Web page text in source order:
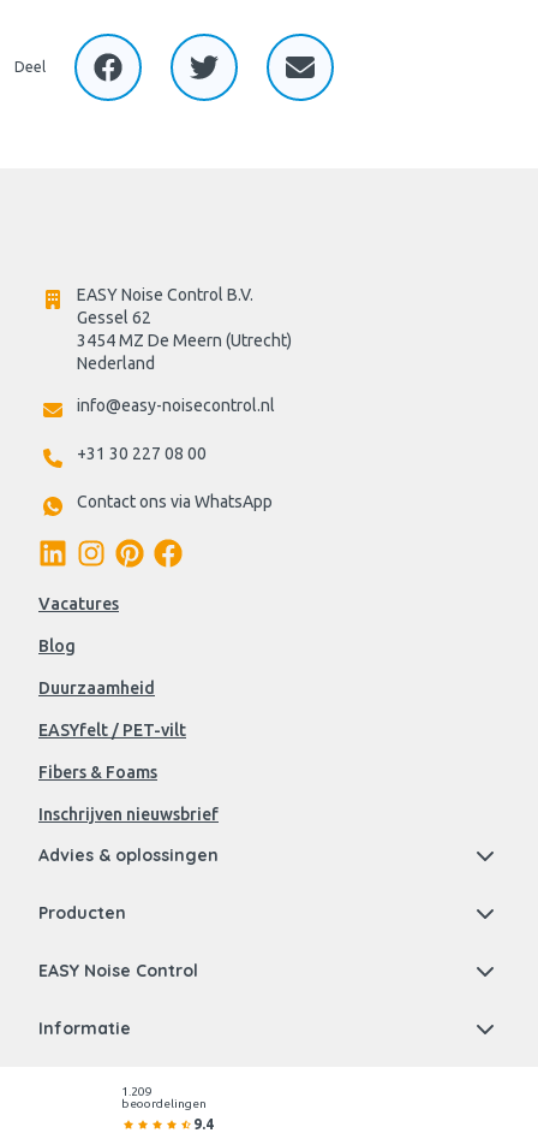
Deel
EASY Noise Control B.V.
Gessel 62
3454 MZ De Meern (Utrecht)
Nederland
info@easy-noisecontrol.nl
+31 30 227 08 00
Contact ons via WhatsApp
Vacatures
Blog
Duurzaamheid
EASYfelt / PET-vilt
Fibers & Foams
Inschrijven nieuwsbrief
Advies & oplossingen
Producten
EASY Noise Control
Informatie
1.209
beoordelingen
9.4